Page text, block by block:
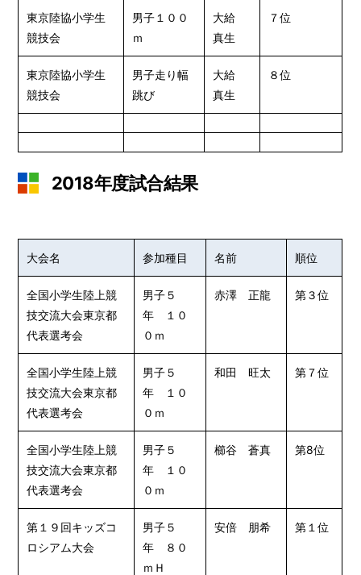
東京陸協小学生
競技会
男子１００
ｍ
大給
真生
７位
東京陸協小学生
競技会
男子走り幅
跳び
大給
真生
８位
2018年度試合結果
大会名 参加種目 名前 順位
全国小学生陸上競
技交流大会東京都
代表選考会
男子５
年 １０
０ｍ
赤澤 正龍 第３位
全国小学生陸上競
技交流大会東京都
代表選考会
男子５
年 １０
０ｍ
和田 旺太 第７位
全国小学生陸上競
技交流大会東京都
代表選考会
男子５
年 １０
０ｍ
櫛谷 蒼真 第8位
第１９回キッズコ
ロシアム大会
男子５
年 ８０
ｍＨ
安倍 朋希 第１位